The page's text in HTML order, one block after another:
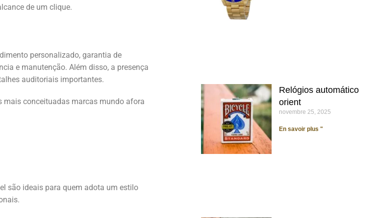
de um clique.
personalizado, garantia de
e manutenção. Além disso, a presença
auditoriais importantes.
mais conceituadas marcas mundo afora
são ideais para quem adota um estilo
Relógios automático
orient
novembre 25, 2025
En savoir plus "